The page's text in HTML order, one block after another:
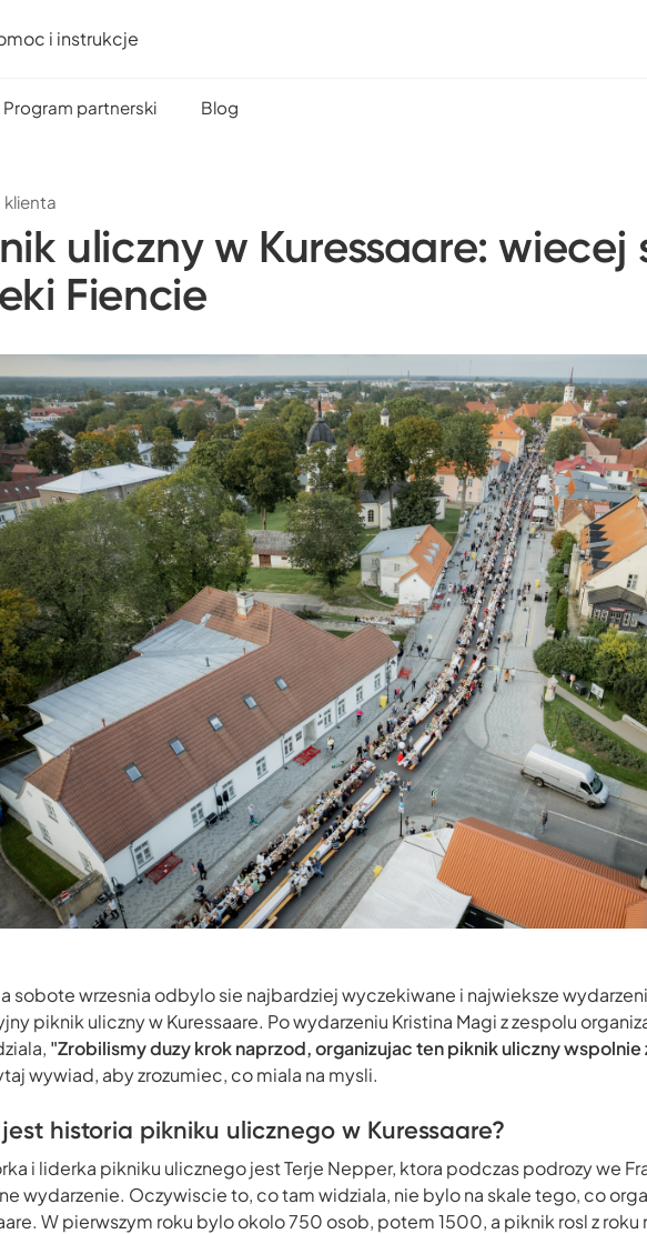
i instrukcje
Program partnerski Blog
klienta
uliczny w Kuressaare: wiecej
Fiencie
sobote wrzesnia odbylo sie najbardziej wyczekiwane i najwieksze
piknik uliczny w Kuressaare. Po wydarzeniu Kristina Magi z zespolu
"Zrobilismy duzy krok naprzod, organizujac ten piknik uliczny wspolnie
wywiad, aby zrozumiec, co miala na mysli.
historia pikniku ulicznego w Kuressaare?
i liderka pikniku ulicznego jest Terje Nepper, ktora podczas podrozy we
wydarzenie. Oczywiscie to, co tam widziala, nie bylo na skale tego, co
W pierwszym roku bylo okolo 750 osob, potem 1500, a piknik rosl z roku